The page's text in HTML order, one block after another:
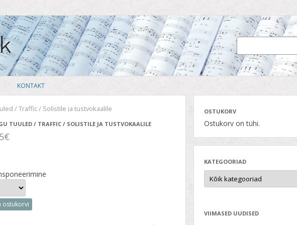
content
KONTAKT
/ Traffic / Solistile ja tustvokaalile
TUULED / TRAFFIC / SOLISTILE JA TUSTVOKAALILE
ostukorvi
OSTUKORV
Ostukorv on tühi.
KATEGOORIAD
VIIMASED UUDISED